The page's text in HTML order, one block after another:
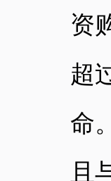
资
超
命
且